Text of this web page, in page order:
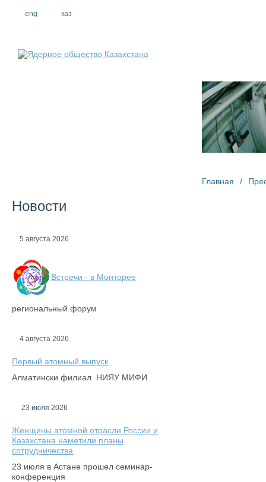
eng каз
Новости
5 августа 2026
Встречи - в Монторее
региональный форум
4 августа 2026
Первый атомный выпуск
Алматински филиал НИЯУ МИФИ
23 июля 2026
Женщины атомной отрасли России и
Казахстана наметили планы
сотрудничества
23 июля в Астане прошел семинар-
конференция
Главная /